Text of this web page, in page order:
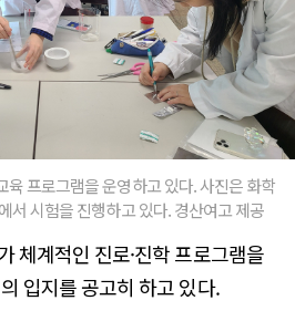
육 프로그램을 운영하고 있다. 사진은 화학
서 시험을 진행하고 있다. 경산여고 제공
체계적인 진로·진학 프로그램을
입지를 공고히 하고 있다.